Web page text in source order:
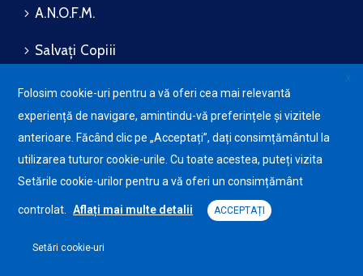
A.N.O.F.M.
Salvați Copiii
Bizalmassági és
adatvédelmi politika
Süti-szabályzat
Avansis
Mobile
Tordaszentlászló Polgármesteri Hivatala © 2025. Minden
X
Folosim cookie-uri pentru a vă oferi cea mai relevantă
experiență de navigare, amintindu-vă preferințele și vizitele
anterioare. Făcând clic pe „Acceptați”, dați consimțământul la
utilizarea tuturor cookie-urile. Cu toate acestea, puteți vizita
Setările cookie-urilor pentru a vă oferi un consimțământ
controlat. Aflați mai multe detalii ACCEPTAȚI
Setări cookie-uri